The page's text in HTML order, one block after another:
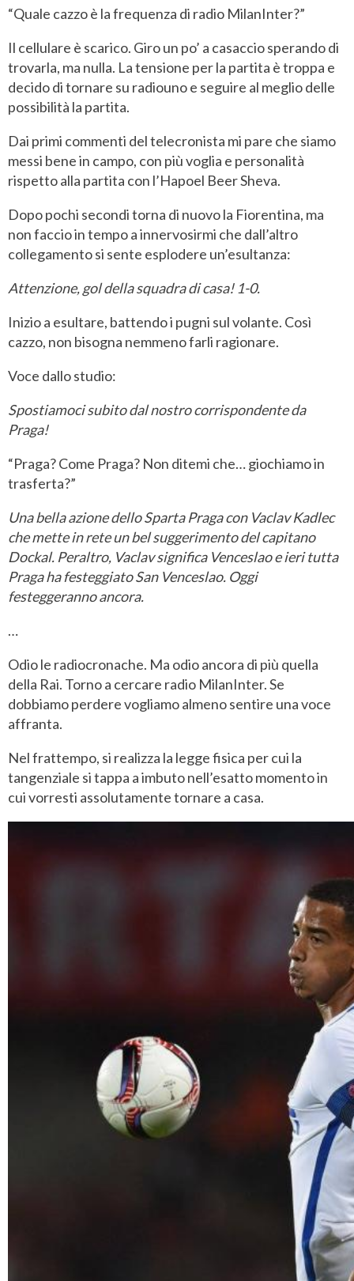
“Quale cazzo è la frequenza di radio MilanInter?”
Il cellulare è scarico. Giro un po’ a casaccio sperando di
trovarla, ma nulla. La tensione per la partita è troppa e
decido di tornare su radiouno e seguire al meglio delle
possibilità la partita.
Dai primi commenti del telecronista mi pare che siamo
messi bene in campo, con più voglia e personalità
rispetto alla partita con l’Hapoel Beer Sheva.
Dopo pochi secondi torna di nuovo la Fiorentina, ma
non faccio in tempo a innervosirmi che dall’altro
collegamento si sente esplodere un’esultanza:
Attenzione, gol della squadra di casa! 1-0.
Inizio a esultare, battendo i pugni sul volante. Così
cazzo, non bisogna nemmeno farli ragionare.
Voce dallo studio:
Spostiamoci subito dal nostro corrispondente da
Praga!
“Praga? Come Praga? Non ditemi che… giochiamo in
trasferta?”
Una bella azione dello Sparta Praga con Vaclav Kadlec
che mette in rete un bel suggerimento del capitano
Dockal. Peraltro, Vaclav significa Venceslao e ieri tutta
Praga ha festeggiato San Venceslao. Oggi
festeggeranno ancora.
…
Odio le radiocronache. Ma odio ancora di più quella
della Rai. Torno a cercare radio MilanInter. Se
dobbiamo perdere vogliamo almeno sentire una voce
affranta.
Nel frattempo, si realizza la legge fisica per cui la
tangenziale si tappa a imbuto nell’esatto momento in
cui vorresti assolutamente tornare a casa.